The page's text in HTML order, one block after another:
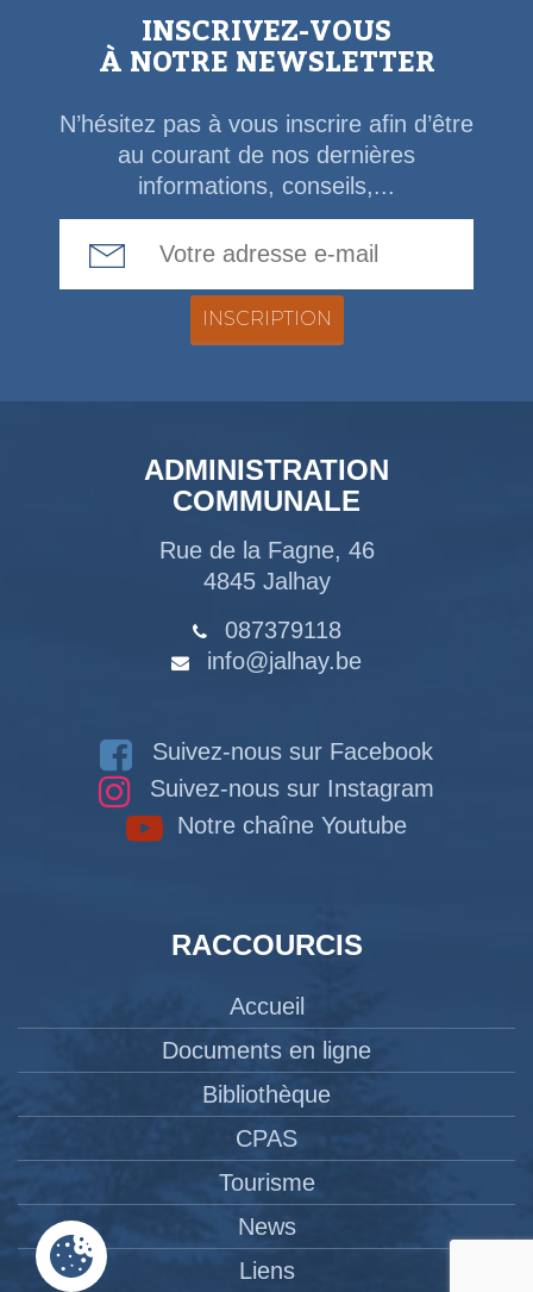
INSCRIVEZ-VOUS
À NOTRE NEWSLETTER
N’hésitez pas à vous inscrire afin d’être
au courant de nos dernières
informations, conseils,...
ADMINISTRATION
COMMUNALE
Rue de la Fagne, 46
4845 Jalhay
087379118
info@jalhay.be
Suivez-nous sur Facebook
Suivez-nous sur Instagram
Notre chaîne Youtube
RACCOURCIS
Accueil
Documents en ligne
Bibliothèque
CPAS
Tourisme
News
Liens